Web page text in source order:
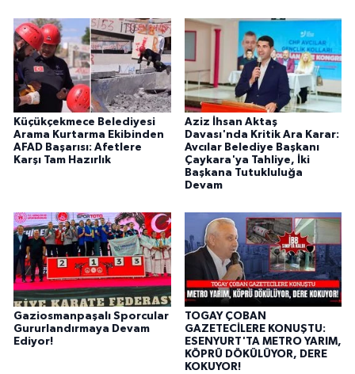
Küçükçekmece Belediyesi
Arama Kurtarma Ekibinden
AFAD Başarısı: Afetlere
Karşı Tam Hazırlık
Aziz İhsan Aktaş
Davası'nda Kritik Ara Karar:
Avcılar Belediye Başkanı
Çaykara'ya Tahliye, İki
Başkana Tutukluluğa
Devam
Gaziosmanpaşalı Sporcular
Gururlandırmaya Devam
Ediyor!
TOGAY ÇOBAN
GAZETECİLERE KONUŞTU:
ESENYURT'TA METRO YARIM,
KÖPRÜ DÖKÜLÜYOR, DERE
KOKUYOR!